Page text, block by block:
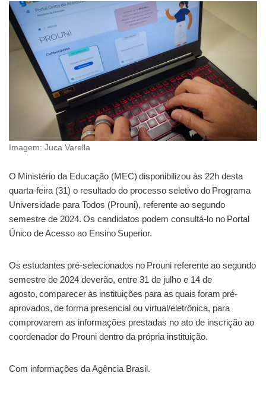
Imagem: Juca Varella
O Ministério da Educação (MEC) disponibilizou às 22h desta
quarta-feira (31) o resultado do processo seletivo do Programa
Universidade para Todos (Prouni), referente ao segundo
semestre de 2024. Os candidatos podem consultá-lo no Portal
Único de Acesso ao Ensino Superior.
Os estudantes pré-selecionados no Prouni referente ao segundo
semestre de 2024 deverão, entre 31 de julho e 14 de
agosto, comparecer às instituições para as quais foram pré-
aprovados, de forma presencial ou virtual/eletrônica, para
comprovarem as informações prestadas no ato de inscrição ao
coordenador do Prouni dentro da própria instituição.
Com informações da Agência Brasil.